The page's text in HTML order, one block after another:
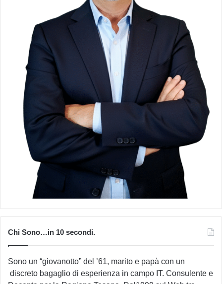
Chi Sono…in 10 secondi.
Sono un “giovanotto” del ’61, marito e papà con un
discreto bagaglio di esperienza in campo IT. Consulente e